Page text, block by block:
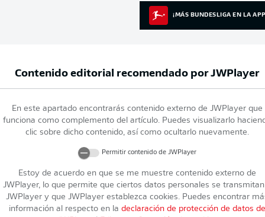
¡MÁS BUNDESLIGA EN LA
Contenido editorial recomendado porJWPlayer
En este apartado encontrarás contenido externo de JWPlayer que
funciona como complemento del artículo. Puedes visualizarlo
clic sobre dicho contenido, así como ocultarlo nuevamente.
Permitir contenido de JWPlayer
Estoy de acuerdo en que se me muestre contenido externo de
JWPlayer, lo que permite que ciertos datos personales se
JWPlayer y que JWPlayer establezca cookies. Puedes encontrar
información al respecto en la declaración de protección de datos de